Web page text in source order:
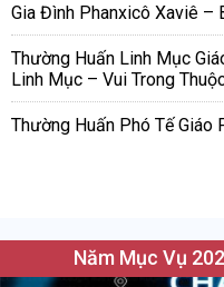
Gia Đình Phanxicô Xaviê –
Thường Huấn Linh Mục
Linh Mục – Vui Trong
Thường Huấn Phó Tế Giáo
Năm Mục Vụ